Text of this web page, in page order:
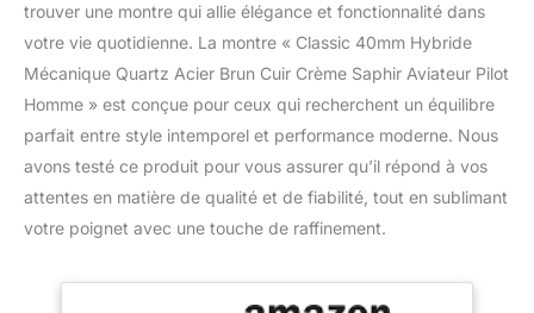
trouver une montre qui allie élégance et fonctionnalité dans
votre vie quotidienne. La montre « Classic 40mm Hybride
Mécanique Quartz Acier Brun Cuir Crème Saphir Aviateur Pilot
Homme » est conçue pour ceux qui recherchent un équilibre
parfait entre style intemporel et performance moderne. Nous
avons testé ce produit pour vous assurer qu’il répond à vos
attentes en matière de qualité et de fiabilité, tout en sublimant
votre poignet avec une touche de raffinement.